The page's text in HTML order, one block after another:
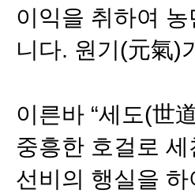
이익을 취하여
니다. 원기(元氣)
이른바 “세도(世
중흥한 호걸로
선비의 행실을